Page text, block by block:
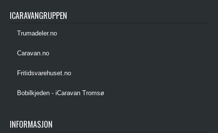
ICARAVANGRUPPEN
Trumadeler.no
Caravan.no
Fritidsvarehuset.no
Bobilkjeden - iCaravan Tromsø
INFORMASJON